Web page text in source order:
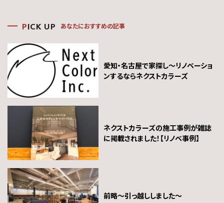
P ICK UP あなたにおすすめの記事
愛知・名古屋で家探し～リノベーショ
ンするならネクストカラーズ
ネクストカラーズの施工事例が雑誌
に掲載されました！【リノベ事例】
前略～引っ越ししました～